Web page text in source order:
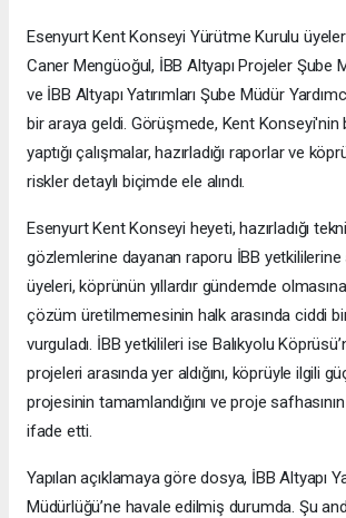
Esenyurt Kent Konseyi Yürütme Kurulu
Caner Mengüoğul, İBB Altyapı Projeler Şube
ve İBB Altyapı Yatırımları Şube Müdür
bir araya geldi. Görüşmede, Kent Konseyi'nin
yaptığı çalışmalar, hazırladığı raporlar ve
riskler detaylı biçimde ele alındı.
Esenyurt Kent Konseyi heyeti, hazırladığı
gözlemlerine dayanan raporu İBB
üyeleri, köprünün yıllardır gündemde
çözüm üretilmemesinin halk arasında ciddi bir
vurguladı. İBB yetkilileri ise Balıkyolu
projeleri arasında yer aldığını, köprüyle ilgili
projesinin tamamlandığını ve proje
ifade etti.
Yapılan açıklamaya göre dosya, İBB Altyapı
Müdürlüğü’ne havale edilmiş durumda. Şu